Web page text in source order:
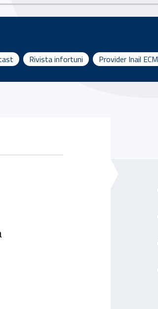
Rivista infortuni Provider Inail ECM